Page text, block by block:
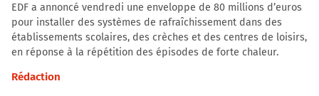
EDF a annoncé vendredi une enveloppe de 80 millions d’euros
pour installer des systèmes de rafraîchissement dans des
établissements scolaires, des crèches et des centres de loisirs,
en réponse à la répétition des épisodes de forte chaleur.
Rédaction